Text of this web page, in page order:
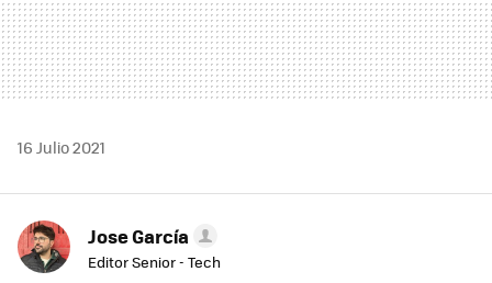
16 Julio 2021
Jose García
Editor Senior - Tech